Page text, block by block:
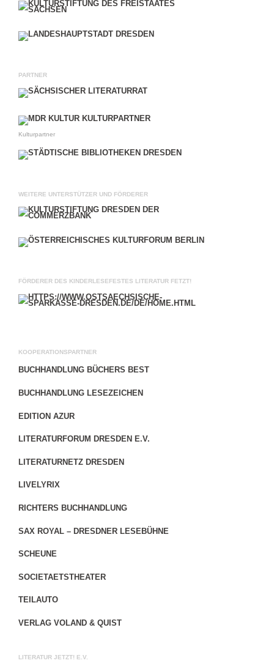
PARTNER
Kulturpartner
WEITERE UNTERSTÜTZER UND FÖRDERER
FÖRDERER DES KINDERLESEFESTES LITERATUR FETZT!
KOOPERATIONSPARTNER
BUCHHANDLUNG BÜCHERS BEST
BUCHHANDLUNG LESEZEICHEN
EDITION AZUR
LITERATURFORUM DRESDEN E.V.
LITERATURNETZ DRESDEN
LIVELYRIX
RICHTERS BUCHHANDLUNG
SAX ROYAL – DRESDNER LESEBÜHNE
SCHEUNE
SOCIETAETSTHEATER
TEILAUTO
VERLAG VOLAND & QUIST
LITERATUR JETZT! E.V.